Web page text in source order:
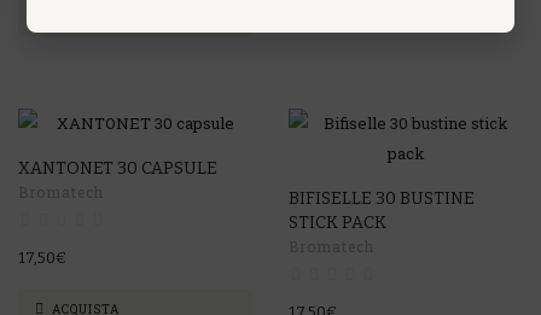
XANTONET 30 CAPSULE
17,50€
ACQUISTA
BIFISELLE 30 BUSTINE
STICK PACK